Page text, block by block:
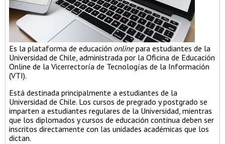
Es la plataforma de educación onlinepara estudiantes de la
Universidad de Chile, administrada por la Oficina de Educación
Online de la Vicerrectoría de Tecnologías de la Información
(VTI).
Está destinada principalmente a estudiantes de la
Universidad de Chile. Los cursos de pregrado y postgrado se
imparten a estudiantes regulares de la Universidad, mientras
que los diplomados y cursos de educación continua deben ser
inscritos directamente con las unidades académicas que los
dictan.